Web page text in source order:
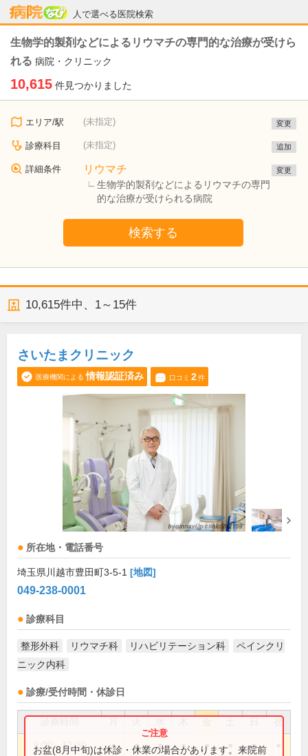
人で選べる医院検索
病院なび
生物学的製剤などによるリウマチの専門的な治療が受けら
れる 病院・クリニック
10,615 件見つかりました
エリア/駅 (未指定) 変更
診療科目 (未指定) 追加
詳細条件 リウマチ
生物学的製剤などによるリウマチの専門
的な治療が受けられる病院
変更
検索する
10,615件中、 1～15件
さいたまクリニック
医療機関による 情報認証済み 口コミ 2件
所在地・電話番号
埼玉県川越市豊田町3-5-1 [地図]
049-238-0001
診療科目
整形外科 リウマチ科 リハビリテーション科
ペインクリ
ニック内科
診療/受付時間・休診日
祝
9:00～12:30 ● ● ● ● ● ●
お盆(8月中旬)は休診・休業の場合があります。来院前